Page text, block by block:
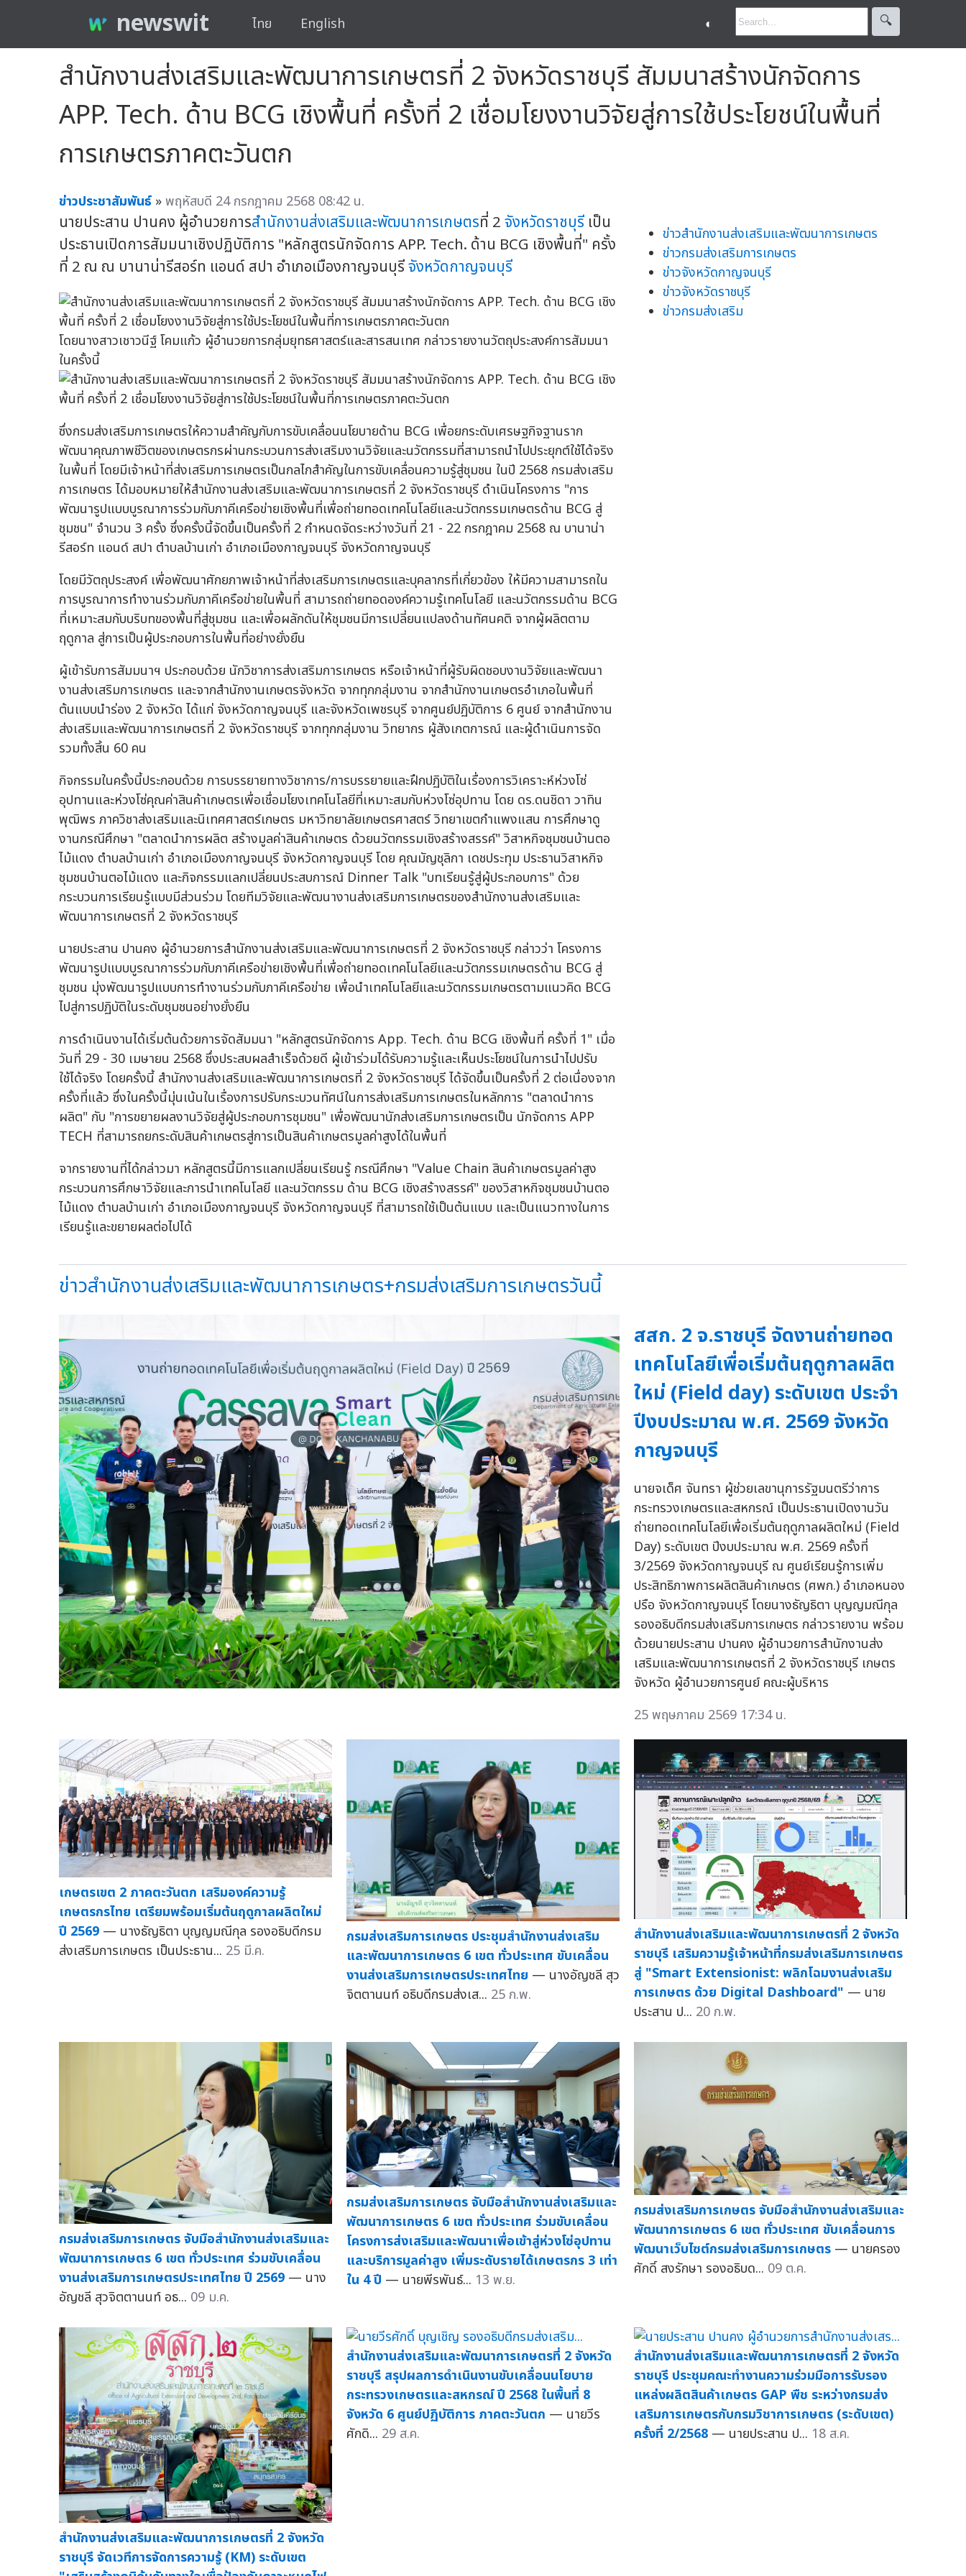
newswit ไทย English ◐ 🔍︎
สำนักงานส่งเสริมและพัฒนาการเกษตรที่ 2 จังหวัดราชบุรี สัมมนาสร้างนักจัดการ
APP. Tech. ด้าน BCG เชิงพื้นที่ ครั้งที่ 2 เชื่อมโยงงานวิจัยสู่การใช้ประโยชน์ในพื้นที่
การเกษตรภาคตะวันตก
ข่าวประชาสัมพันธ์ »พฤหัสบดี 24 กรกฎาคม 2568 08:42 น.
นายประสาน ปานคง ผู้อำนวยการสำนักงานส่งเสริมและพัฒนาการเกษตรที่ 2จังหวัดราชบุรี เป็น
ประธานเปิดการสัมมนาเชิงปฏิบัติการ "หลักสูตรนักจัดการ APP. Tech. ด้าน BCG เชิงพื้นที่" ครั้ง
ที่ 2 ณ ณ บานาน่ารีสอร์ท แอนด์ สปา อำเภอเมืองกาญจนบุรีจังหวัดกาญจนบุรี
โดยนางสาวเชาวนีฐ์ โคมแก้ว ผู้อำนวยการกลุ่มยุทธศาสตร์และสารสนเทศ กล่าวรายงานวัตถุประสงค์การสัมมนา
ในครั้งนี้
ซึ่งกรมส่งเสริมการเกษตรให้ความสำคัญกับการขับเคลื่อนนโยบายด้าน BCG เพื่อยกระดับเศรษฐกิจฐานราก
พัฒนาคุณภาพชีวิตของเกษตรกรผ่านกระบวนการส่งเสริมงานวิจัยและนวัตกรรมที่สามารถนำไปประยุกต์ใช้ได้จริง
ในพื้นที่ โดยมีเจ้าหน้าที่ส่งเสริมการเกษตรเป็นกลไกสำคัญในการขับเคลื่อนความรู้สู่ชุมชน ในปี 2568 กรมส่งเสริม
การเกษตร ได้มอบหมายให้สำนักงานส่งเสริมและพัฒนาการเกษตรที่ 2 จังหวัดราชบุรี ดำเนินโครงการ "การ
พัฒนารูปแบบบูรณาการร่วมกับภาคีเครือข่ายเชิงพื้นที่เพื่อถ่ายทอดเทคโนโลยีและนวัตกรรมเกษตรด้าน BCG สู่
ชุมชน" จำนวน 3 ครั้ง ซึ่งครั้งนี้จัดขึ้นเป็นครั้งที่ 2 กำหนดจัดระหว่างวันที่ 21 - 22 กรกฎาคม 2568 ณ บานาน่า
รีสอร์ท แอนด์ สปา ตำบลบ้านเก่า อำเภอเมืองกาญจนบุรี จังหวัดกาญจนบุรี
โดยมีวัตถุประสงค์ เพื่อพัฒนาศักยภาพเจ้าหน้าที่ส่งเสริมการเกษตรและบุคลากรที่เกี่ยวข้อง ให้มีความสามารถใน
การบูรณาการทำงานร่วมกับภาคีเครือข่ายในพื้นที่ สามารถถ่ายทอดองค์ความรู้เทคโนโลยี และนวัตกรรมด้าน BCG
ที่เหมาะสมกับบริบทของพื้นที่สู่ชุมชน และเพื่อผลักดันให้ชุมชนมีการเปลี่ยนแปลงด้านทัศนคติ จากผู้ผลิตตาม
ฤดูกาล สู่การเป็นผู้ประกอบการในพื้นที่อย่างยั่งยืน
ผู้เข้ารับการสัมมนาฯ ประกอบด้วย นักวิชาการส่งเสริมการเกษตร หรือเจ้าหน้าที่ผู้รับผิดชอบงานวิจัยและพัฒนา
งานส่งเสริมการเกษตร และจากสำนักงานเกษตรจังหวัด จากทุกกลุ่มงาน จากสำนักงานเกษตรอำเภอในพื้นที่
ต้นแบบนำร่อง 2 จังหวัด ได้แก่ จังหวัดกาญจนบุรี และจังหวัดเพชรบุรี จากศูนย์ปฏิบัติการ 6 ศูนย์ จากสำนักงาน
ส่งเสริมและพัฒนาการเกษตรที่ 2 จังหวัดราชบุรี จากทุกกลุ่มงาน วิทยากร ผู้สังเกตการณ์ และผู้ดำเนินการจัด
รวมทั้งสิ้น 60 คน
กิจกรรมในครั้งนี้ประกอบด้วย การบรรยายทางวิชาการ/การบรรยายและฝึกปฏิบัติในเรื่องการวิเคราะห์ห่วงโซ่
อุปทานและห่วงโซ่คุณค่าสินค้าเกษตรเพื่อเชื่อมโยงเทคโนโลยีที่เหมาะสมกับห่วงโซ่อุปทาน โดย ดร.ดนชิดา วาทิน
พุฒิพร ภาควิชาส่งเสริมและนิเทศศาสตร์เกษตร มหาวิทยาลัยเกษตรศาสตร์ วิทยาเขตกำแพงแสน การศึกษาดู
งานกรณีศึกษา "ตลาดนำการผลิต สร้างมูลค่าสินค้าเกษตร ด้วยนวัตกรรมเชิงสร้างสรรค์" วิสาหกิจชุมชนบ้านตอ
ไม้แดง ตำบลบ้านเก่า อำเภอเมืองกาญจนบุรี จังหวัดกาญจนบุรี โดย คุณมัญชุลิกา เดชประทุม ประธานวิสาหกิจ
ชุมชนบ้านตอไม้แดง และกิจกรรมแลกเปลี่ยนประสบการณ์ Dinner Talk "บทเรียนรู้สู่ผู้ประกอบการ" ด้วย
กระบวนการเรียนรู้แบบมีส่วนร่วม โดยทีมวิจัยและพัฒนางานส่งเสริมการเกษตรของสำนักงานส่งเสริมและ
พัฒนาการเกษตรที่ 2 จังหวัดราชบุรี
นายประสาน ปานคง ผู้อำนวยการสำนักงานส่งเสริมและพัฒนาการเกษตรที่ 2 จังหวัดราชบุรี กล่าวว่า โครงการ
พัฒนารูปแบบบูรณาการร่วมกับภาคีเครือข่ายเชิงพื้นที่เพื่อถ่ายทอดเทคโนโลยีและนวัตกรรมเกษตรด้าน BCG สู่
ชุมชน มุ่งพัฒนารูปแบบการทำงานร่วมกับภาคีเครือข่าย เพื่อนำเทคโนโลยีและนวัตกรรมเกษตรตามแนวคิด BCG
ไปสู่การปฏิบัติในระดับชุมชนอย่างยั่งยืน
การดำเนินงานได้เริ่มต้นด้วยการจัดสัมมนา "หลักสูตรนักจัดการ App. Tech. ด้าน BCG เชิงพื้นที่ ครั้งที่ 1" เมื่อ
วันที่ 29 - 30 เมษายน 2568 ซึ่งประสบผลสำเร็จด้วยดี ผู้เข้าร่วมได้รับความรู้และเห็นประโยชน์ในการนำไปปรับ
ใช้ได้จริง โดยครั้งนี้ สำนักงานส่งเสริมและพัฒนาการเกษตรที่ 2 จังหวัดราชบุรี ได้จัดขึ้นเป็นครั้งที่ 2 ต่อเนื่องจาก
ครั้งที่แล้ว ซึ่งในครั้งนี้มุ่นเน้นในเรื่องการปรับกระบวนทัศน์ในการส่งเสริมการเกษตรในหลักการ "ตลาดนำการ
ผลิต" กับ "การขยายผลงานวิจัยสู่ผู้ประกอบการชุมชน" เพื่อพัฒนานักส่งเสริมการเกษตรเป็น นักจัดการ APP
TECH ที่สามารถยกระดับสินค้าเกษตรสู่การเป็นสินค้าเกษตรมูลค่าสูงได้ในพื้นที่
จากรายงานที่ได้กล่าวมา หลักสูตรนี้มีการแลกเปลี่ยนเรียนรู้ กรณีศึกษา "Value Chain สินค้าเกษตรมูลค่าสูง
กระบวนการศึกษาวิจัยและการนำเทคโนโลยี และนวัตกรรม ด้าน BCG เชิงสร้างสรรค์" ของวิสาหกิจชุมชนบ้านตอ
ไม้แดง ตำบลบ้านเก่า อำเภอเมืองกาญจนบุรี จังหวัดกาญจนบุรี ที่สามารถใช้เป็นต้นแบบ และเป็นแนวทางในการ
เรียนรู้และขยายผลต่อไปได้
ข่าวสำนักงานส่งเสริมและพัฒนาการเกษตร
ข่าวกรมส่งเสริมการเกษตร
ข่าวจังหวัดกาญจนบุรี
ข่าวจังหวัดราชบุรี
ข่าวกรมส่งเสริม
ข่าวสำนักงานส่งเสริมและพัฒนาการเกษตร+กรมส่งเสริมการเกษตรวันนี้
สสก. 2 จ.ราชบุรี จัดงานถ่ายทอด
เทคโนโลยีเพื่อเริ่มต้นฤดูกาลผลิต
ใหม่ (Field day) ระดับเขต ประจำ
ปีงบประมาณ พ.ศ. 2569 จังหวัด
กาญจนบุรี
นายจเด็ศ จันทรา ผู้ช่วยเลขานุการรัฐมนตรีว่าการ
กระทรวงเกษตรและสหกรณ์ เป็นประธานเปิดงานวัน
ถ่ายทอดเทคโนโลยีเพื่อเริ่มต้นฤดูกาลผลิตใหม่ (Field
Day) ระดับเขต ปีงบประมาณ พ.ศ. 2569 ครั้งที่
3/2569 จังหวัดกาญจนบุรี ณ ศูนย์เรียนรู้การเพิ่ม
ประสิทธิภาพการผลิตสินค้าเกษตร (ศพก.) อำเภอหนอง
ปรือ จังหวัดกาญจนบุรี โดยนางธัญธิตา บุญญมณีกุล
รองอธิบดีกรมส่งเสริมการเกษตร กล่าวรายงาน พร้อม
ด้วยนายประสาน ปานคง ผู้อำนวยการสำนักงานส่ง
เสริมและพัฒนาการเกษตรที่ 2 จังหวัดราชบุรี เกษตร
จังหวัด ผู้อำนวยการศูนย์ คณะผู้บริหาร
25 พฤษภาคม 2569 17:34 น.
เกษตรเขต 2 ภาคตะวันตก เสริมองค์ความรู้
เกษตรกรไทย เตรียมพร้อมเริ่มต้นฤดูกาลผลิตใหม่
ปี 2569 — นางธัญธิตา บุญญมณีกุล รองอธิบดีกรม
ส่งเสริมการเกษตร เป็นประธาน... 25 มี.ค.
กรมส่งเสริมการเกษตร ประชุมสำนักงานส่งเสริม
และพัฒนาการเกษตร 6 เขต ทั่วประเทศ ขับเคลื่อน
งานส่งเสริมการเกษตรประเทศไทย — นางอัญชลี สุว
จิตตานนท์ อธิบดีกรมส่งเส... 25 ก.พ.
สำนักงานส่งเสริมและพัฒนาการเกษตรที่ 2 จังหวัด
ราชบุรี เสริมความรู้เจ้าหน้าที่กรมส่งเสริมการเกษตร
สู่ "Smart Extensionist: พลิกโฉมงานส่งเสริม
การเกษตร ด้วย Digital Dashboard" — นาย
ประสาน ป... 20 ก.พ.
กรมส่งเสริมการเกษตร จับมือสำนักงานส่งเสริมและ
พัฒนาการเกษตร 6 เขต ทั่วประเทศ ร่วมขับเคลื่อน
งานส่งเสริมการเกษตรประเทศไทย ปี 2569 — นาง
อัญชลี สุวจิตตานนท์ อธ... 09 ม.ค.
กรมส่งเสริมการเกษตร จับมือสำนักงานส่งเสริมและ
พัฒนาการเกษตร 6 เขต ทั่วประเทศ ร่วมขับเคลื่อน
โครงการส่งเสริมและพัฒนาเพื่อเข้าสู่ห่วงโซ่อุปทาน
และบริการมูลค่าสูง เพิ่มระดับรายได้เกษตรกร 3 เท่า
ใน 4 ปี — นายพีรพันธ์... 13 พ.ย.
กรมส่งเสริมการเกษตร จับมือสำนักงานส่งเสริมและ
พัฒนาการเกษตร 6 เขต ทั่วประเทศ ขับเคลื่อนการ
พัฒนาเว็บไซต์กรมส่งเสริมการเกษตร — นายครอง
ศักดิ์ สงรักษา รองอธิบด... 09 ต.ค.
สำนักงานส่งเสริมและพัฒนาการเกษตรที่ 2 จังหวัด
ราชบุรี จัดเวทีการจัดการความรู้ (KM) ระดับเขต
สำนักงานส่งเสริมและพัฒนาการเกษตรที่ 2 จังหวัด
ราชบุรี สรุปผลการดำเนินงานขับเคลื่อนนโยบาย
กระทรวงเกษตรและสหกรณ์ ปี 2568 ในพื้นที่ 8
จังหวัด 6 ศูนย์ปฏิบัติการ ภาคตะวันตก — นายวีร
ศักดิ... 29 ส.ค.
สำนักงานส่งเสริมและพัฒนาการเกษตรที่ 2 จังหวัด
ราชบุรี ประชุมคณะทำงานความร่วมมือการรับรอง
แหล่งผลิตสินค้าเกษตร GAP พืช ระหว่างกรมส่ง
เสริมการเกษตรกับกรมวิชาการเกษตร (ระดับเขต)
ครั้งที่ 2/2568 — นายประสาน ป... 18 ส.ค.